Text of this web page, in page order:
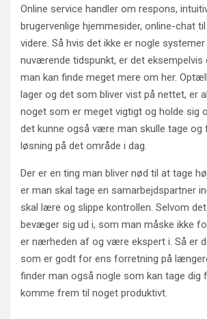
Online service handler om respons,
brugervenlige hjemmesider, online-chat
videre. Så hvis det ikke er nogle
nuværende tidspunkt, er det
man kan finde meget mere om her.
lager og det som bliver vist på nettet, er
noget som er meget vigtigt og holde sig
det kunne også være man skulle tage og
løsning på det område i dag.
Der er en ting man bliver nød til at tage
er man skal tage en samarbejdspartner
skal lære og slippe kontrollen. Selvom
bevæger sig ud i, som man måske ikke
er nærheden af og være ekspert i. Så er
som er godt for ens forretning på
finder man også nogle som kan tage dig
komme frem til noget produktivt.